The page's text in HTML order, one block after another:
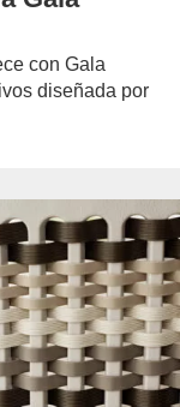
con Gala
diseñada por